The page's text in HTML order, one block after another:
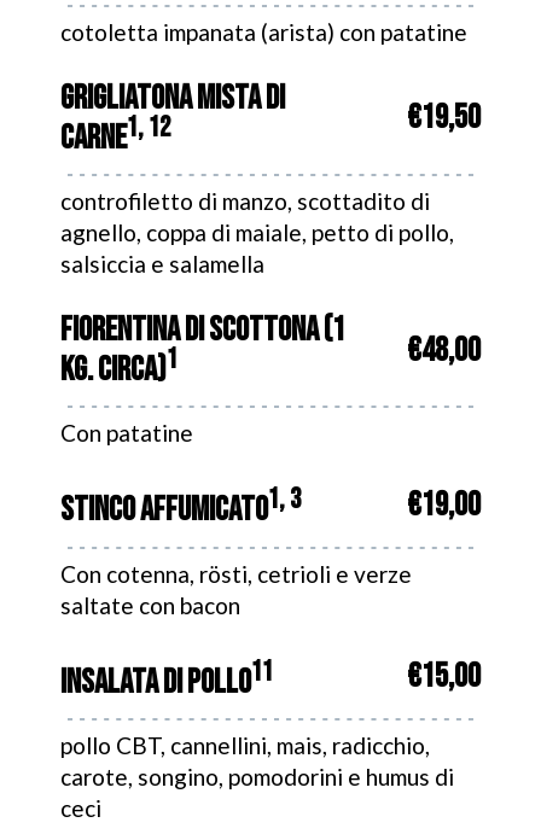
cotoletta impanata (arista) con patatine
GRIGLIATONA MISTA DI
CARNE1, 12 €19,50
controfiletto di manzo, scottadito di
agnello, coppa di maiale, petto di pollo,
salsiccia e salamella
FIORENTINA DI SCOTTONA (1
KG. CIRCA)1 €48,00
Con patatine
STINCO AFFUMICATO1, 3 €19,00
Con cotenna, rösti, cetrioli e verze
saltate con bacon
INSALATA DI POLLO11 €15,00
pollo CBT, cannellini, mais, radicchio,
carote, songino, pomodorini e humus di
ceci